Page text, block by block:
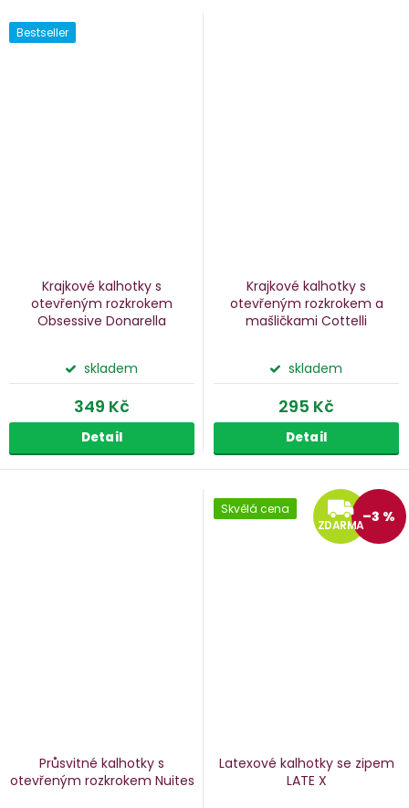
Bestseller
Krajkové kalhotky s
otevřeným rozkrokem
Obsessive Donarella
skladem
349 Kč
Detail
Krajkové kalhotky s
otevřeným rozkrokem a
mašličkami Cottelli
skladem
295 Kč
Detail
Průsvitné kalhotky s
otevřeným rozkrokem Nuites
Skvělá cena
ZDARMA–3 %
Latexové kalhotky se zipem
LATE X